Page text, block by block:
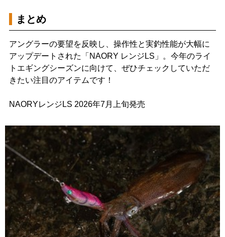
まとめ
アングラーの要望を反映し、操作性と実釣性能が大幅に
アップデートされた「NAORY レンジLS」。今年のライ
トエギングシーズンに向けて、ぜひチェックしていただ
きたい注目のアイテムです！
NAORYレンジLS 2026年7月上旬発売